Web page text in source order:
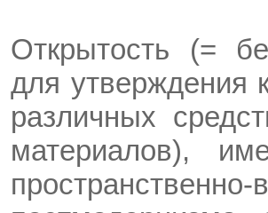
Открытость (=
для утверждения
различных
материалов),